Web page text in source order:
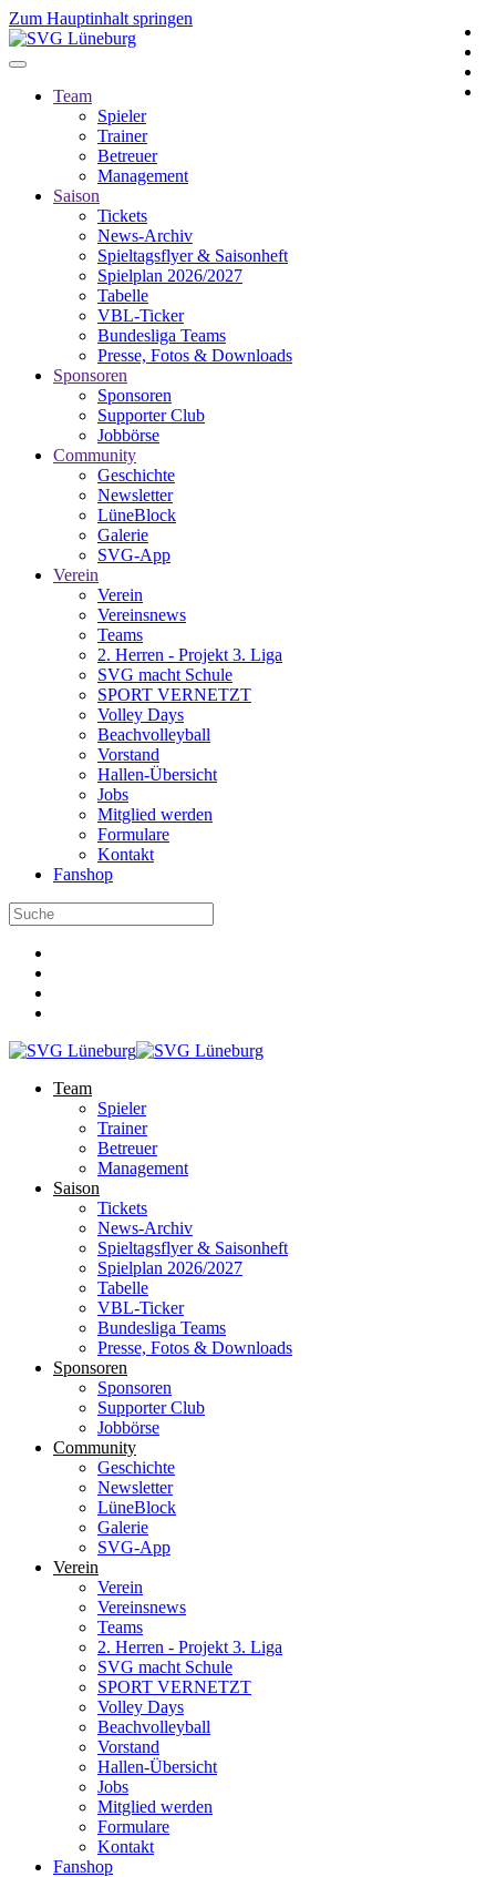
Zum Hauptinhalt springen
Team
Spieler
Trainer
Betreuer
Management
Saison
Tickets
News-Archiv
Spieltagsflyer & Saisonheft
Spielplan 2026/2027
Tabelle
VBL-Ticker
Bundesliga Teams
Presse, Fotos & Downloads
Sponsoren
Sponsoren
Supporter Club
Jobbörse
Community
Geschichte
Newsletter
LüneBlock
Galerie
SVG-App
Verein
Verein
Vereinsnews
Teams
2. Herren - Projekt 3. Liga
SVG macht Schule
SPORT VERNETZT
Volley Days
Beachvolleyball
Vorstand
Hallen-Übersicht
Jobs
Mitglied werden
Formulare
Kontakt
Fanshop
Team
Spieler
Trainer
Betreuer
Management
Saison
Tickets
News-Archiv
Spieltagsflyer & Saisonheft
Spielplan 2026/2027
Tabelle
VBL-Ticker
Bundesliga Teams
Presse, Fotos & Downloads
Sponsoren
Sponsoren
Supporter Club
Jobbörse
Community
Geschichte
Newsletter
LüneBlock
Galerie
SVG-App
Verein
Verein
Vereinsnews
Teams
2. Herren - Projekt 3. Liga
SVG macht Schule
SPORT VERNETZT
Volley Days
Beachvolleyball
Vorstand
Hallen-Übersicht
Jobs
Mitglied werden
Formulare
Kontakt
Fanshop